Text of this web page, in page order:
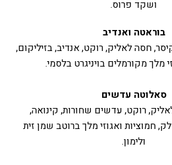
ושקד פרוס.
בוראטה ואנדיב
חסה לאליק, רוקט, אנדיב, בזיליקום,
מלך מקורמלים בויניגרט בלסמי.
סאלוטה עדשים
רוקט, עדשים שחורות, קינואה,
חמוציות ואגוזי מלך ברוטב שמן זית
ולימון.